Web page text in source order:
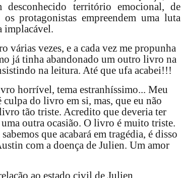
território emocional, de
protagonistas empreendem uma luta
implacável.
várias vezes, e a cada vez me propunha
já tinha abandonado um outro livro na
na leitura. Até que ufa acabei!!!
horrível, tema estranhíssimo... Meu
do livro em si, mas, que eu não
tão triste. Acredito que deveria ter
outra ocasião. O livro é muito triste.
que acabará em tragédia, é disso
com a doença de Julien. Um amor
ao estado civil de Julien